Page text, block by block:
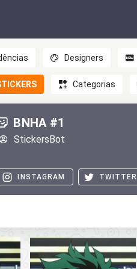
Designers
Categorias
BNHA #1
StickersBot
INSTAGRAM TWITTER